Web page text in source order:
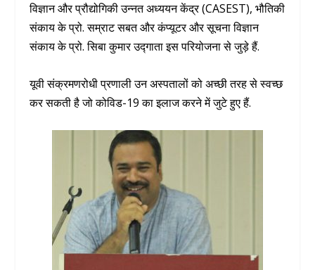
विज्ञान और प्रौद्योगिकी उन्नत अध्ययन केंद्र (CASEST), भौतिकी
संकाय के प्रो. सम्राट सबत और कंप्यूटर और सूचना विज्ञान
संकाय के प्रो. सिबा कुमार उद्गाता इस परियोजना से जुड़े हैं.
यूवी संक्रमणरोधी प्रणाली उन अस्पतालों को अच्छी तरह से स्वच्छ
कर सकती है जो कोविड-19 का इलाज करने में जुटे हुए हैं.